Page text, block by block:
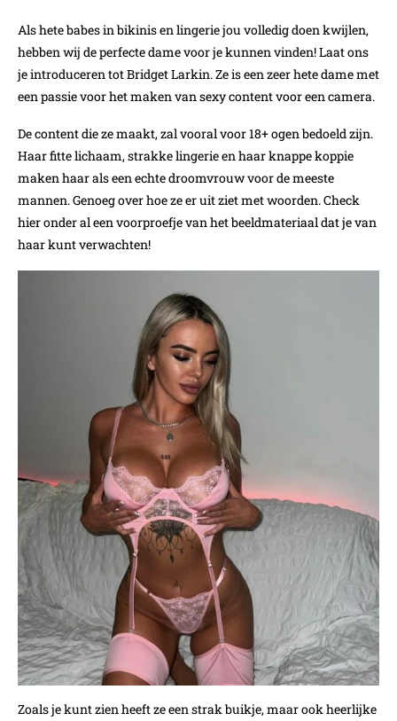
Als hete babes in bikinis en lingerie jou volledig doen kwijlen,
hebben wij de perfecte dame voor je kunnen vinden! Laat ons
je introduceren tot Bridget Larkin. Ze is een zeer hete dame met
een passie voor het maken van sexy content voor een camera.
De content die ze maakt, zal vooral voor 18+ ogen bedoeld zijn.
Haar fitte lichaam, strakke lingerie en haar knappe koppie
maken haar als een echte droomvrouw voor de meeste
mannen. Genoeg over hoe ze er uit ziet met woorden. Check
hier onder al een voorproefje van het beeldmateriaal dat je van
haar kunt verwachten!
Zoals je kunt zien heeft ze een strak buikje, maar ook heerlijke